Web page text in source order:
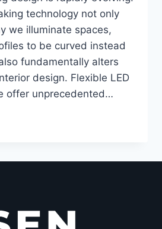
technology not only
we illuminate spaces,
to be curved instead
fundamentally alters
design. Flexible LED
offer unprecedented…